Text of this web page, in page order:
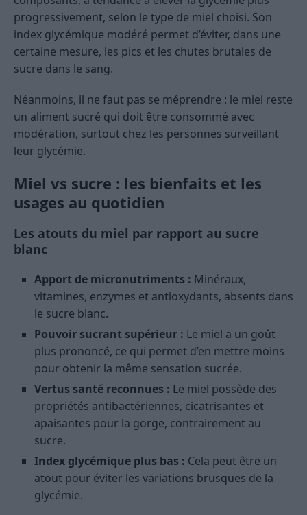
progressivement, selon le type de miel choisi. Son
index glycémique modéré permet d’éviter, dans une
certaine mesure, les pics et les chutes brutales de
sucre dans le sang.
Néanmoins, il ne faut pas se méprendre : le miel reste
un aliment sucré qui doit être consommé avec
modération, surtout chez les personnes surveillant
leur glycémie.
Miel vs sucre : les bienfaits et les
usages au quotidien
Les atouts du miel par rapport au sucre
blanc
Apport de micronutriments : Minéraux,
vitamines, enzymes et antioxydants, absents dans
le sucre blanc.
Pouvoir sucrant supérieur : Le miel a un goût
plus prononcé, ce qui permet d’en mettre moins
pour obtenir la même sensation sucrée.
Vertus santé reconnues : Le miel possède des
propriétés antibactériennes, cicatrisantes et
apaisantes pour la gorge, contrairement au
sucre.
Index glycémique plus bas : Cela peut être un
atout pour éviter les variations brusques de la
glycémie.